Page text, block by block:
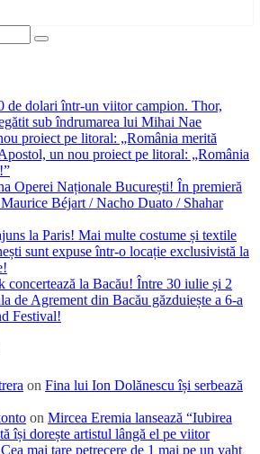
de dolari într-un viitor campion. Thor,
sub îndrumarea lui Mihai Nae
proiect pe litoral: „România merită
un nou proiect pe litoral: „România
Operei Naționale București! În premieră
Béjart / Nacho Duato / Shahar
la Paris! Mai multe costume și textile
sunt expuse într-o locație exclusivistă la
concertează la Bacău! Între 30 iulie și 2
de Agrement din Bacău găzduiește a 6-a
Festival!
on Fina lui Ion Dolănescu își serbează
on Mircea Eremia lansează “Iubirea
își dorește artistul lângă el pe viitor
Cea mai tare petrecere de 1 mai pe un yaht